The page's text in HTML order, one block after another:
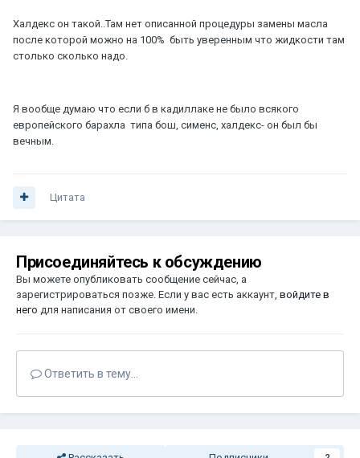
Халдекс он такой..Там нет описанной процедуры замены масла
после которой можно на 100% быть уверенным что жидкости там
столько сколько надо.
Я вообще думаю что если б в кадиллаке не было всякого
европейского барахла типа бош, сименс, халдекс- он был бы
вечным.
Цитата
Присоединяйтесь к обсуждению
Вы можете опубликовать сообщение сейчас, а
зарегистрироваться позже. Если у вас есть аккаунт, войдите в
него для написания от своего имени.
Ответить в тему...